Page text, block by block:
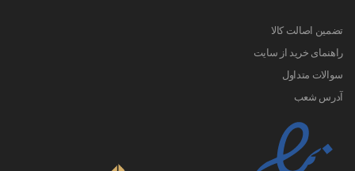
تضمین اصالت کالا
راهنمای خرید از سایت
سوالات متداول
آدرس شعب